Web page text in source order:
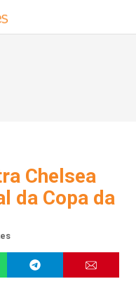
Chelsea
da Copa da